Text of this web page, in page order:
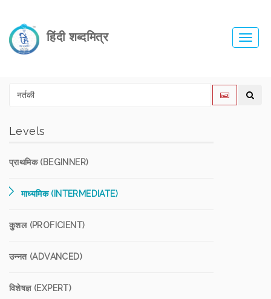
हिंदी शब्दमित्र
Levels
प्राथमिक (BEGINNER)
माध्यमिक (INTERMEDIATE)
कुशल (PROFICIENT)
उन्नत (ADVANCED)
विशेषज्ञ (EXPERT)